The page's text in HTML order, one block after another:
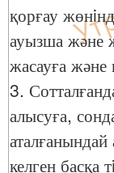
қорғау
ауызша және
жасауға
3.
алысуға,
келген басқа